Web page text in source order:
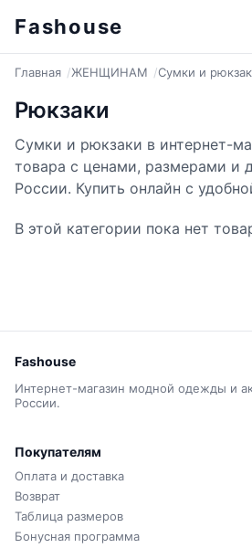
Fashouse
Главная ЖЕНЩИНАМ Сумки и
Рюкзаки
Сумки и рюкзаки в интернет-
товара с ценами, размерами и
России. Купить онлайн с
В этой категории пока нет
Fashouse
Интернет-магазин модной одежды и
России.
Покупателям
Оплата и доставка
Возврат
Таблица размеров
Бонусная программа